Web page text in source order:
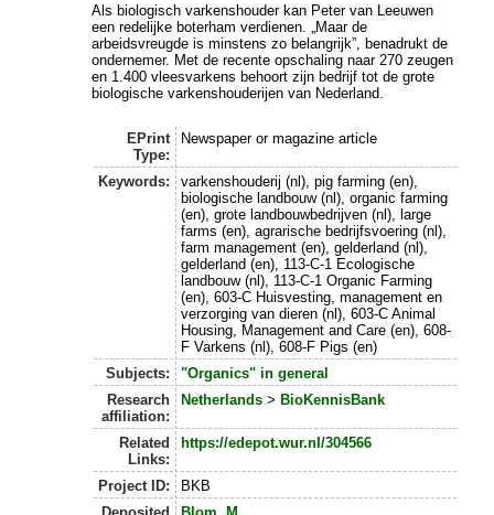
Als biologisch varkenshouder kan Peter van Leeuwen
een redelijke boterham verdienen. „Maar de
arbeidsvreugde is minstens zo belangrijk”, benadrukt de
ondernemer. Met de recente opschaling naar 270 zeugen
en 1.400 vleesvarkens behoort zijn bedrijf tot de grote
biologische varkenshouderijen van Nederland.
EPrint
Type:
Newspaper or magazine article
Keywords:
varkenshouderij (nl), pig farming (en),
biologische landbouw (nl), organic farming
(en), grote landbouwbedrijven (nl), large
farms (en), agrarische bedrijfsvoering (nl),
farm management (en), gelderland (nl),
gelderland (en), 113-C-1 Ecologische
landbouw (nl), 113-C-1 Organic Farming
(en), 603-C Huisvesting, management en
verzorging van dieren (nl), 603-C Animal
Housing, Management and Care (en), 608-
F Varkens (nl), 608-F Pigs (en)
Subjects:
"Organics" in general
Research
affiliation:
Netherlands> BioKennisBank
Related
Links:
https://edepot.wur.nl/304566
Project ID:
BKB